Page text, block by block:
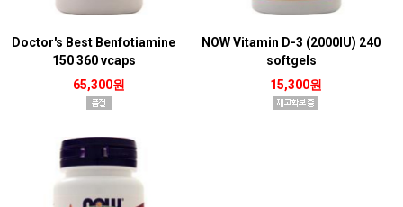
Doctor's Best Benfotiamine
150 360 vcaps
65,300원
NOW Vitamin D-3 (2000IU) 240
softgels
15,300원